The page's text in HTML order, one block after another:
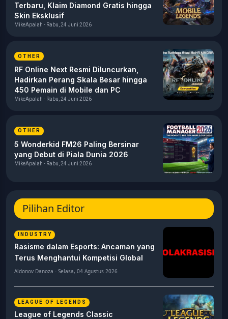
Terbaru, Klaim Diamond Gratis hingga
Skin Eksklusif
MikeApalah - Rabu, 24 Juni 2026
OTHER
RF Online Next Resmi Diluncurkan,
Hadirkan Perang Skala Besar hingga
450 Pemain di Mobile dan PC
MikeApalah - Rabu, 24 Juni 2026
OTHER
5 Wonderkid FM26 Paling Bersinar
yang Debut di Piala Dunia 2026
MikeApalah - Rabu, 24 Juni 2026
Pilihan Editor
INDUSTRY
Rasisme dalam Esports: Ancaman yang
Terus Menghantui Kompetisi Global
Aldonov Danoza - Selasa, 04 Agustus 2026
LEAGUE OF LEGENDS
League of Legends Classic